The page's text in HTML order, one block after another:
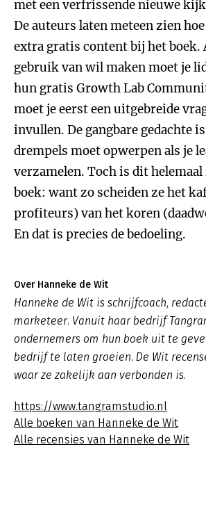
met een verfrissende nieuwe
De auteurs laten meteen zien
extra gratis content bij het boek.
gebruik van wil maken moet je
hun gratis Growth Lab
moet je eerst een uitgebreide
invullen. De gangbare gedachte
drempels moet opwerpen als je
verzamelen. Toch is dit
boek: want zo scheiden ze het
profiteurs) van het koren
En dat is precies de bedoeling.
Over Hanneke de Wit
Hanneke de Wit is schrijfcoach,
marketeer. Vanuit haar bedrijf
ondernemers om hun boek uit te
bedrijf te laten groeien. De Wit
waar ze zakelijk aan verbonden is.
https://www.tangramstudio.nl
Alle boeken van Hanneke de Wit
Alle recensies van Hanneke de Wit